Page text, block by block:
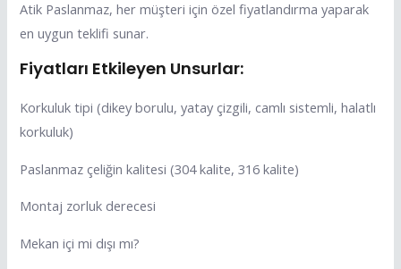
Atik Paslanmaz, her müşteri için özel fiyatlandırma yaparak
en uygun teklifi sunar.
Fiyatları Etkileyen Unsurlar:
Korkuluk tipi (dikey borulu, yatay çizgili, camlı sistemli, halatlı
korkuluk)
Paslanmaz çeliğin kalitesi (304 kalite, 316 kalite)
Montaj zorluk derecesi
Mekan içi mi dışı mı?